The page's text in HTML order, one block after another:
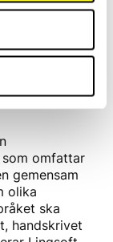
av
för
omfattar
gemensam
olika
ska
handskrivet